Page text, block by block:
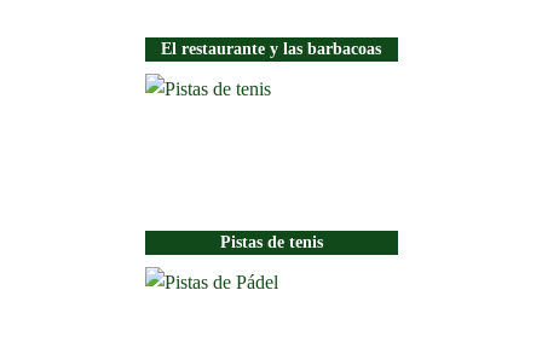
El restaurante y las barbacoas
Pistas de tenis